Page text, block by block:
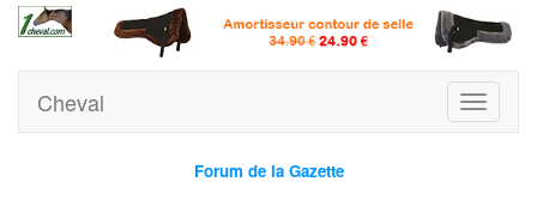
Toggle
Cheval
Forum de la Gazette